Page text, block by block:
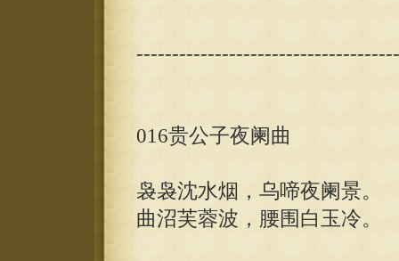
016贵公子夜阑曲
袅袅沈水烟，乌啼夜阑景。
曲沼芙蓉波，腰围白玉冷。